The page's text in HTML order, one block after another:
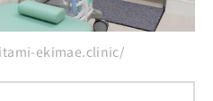
ekimae.clinic/